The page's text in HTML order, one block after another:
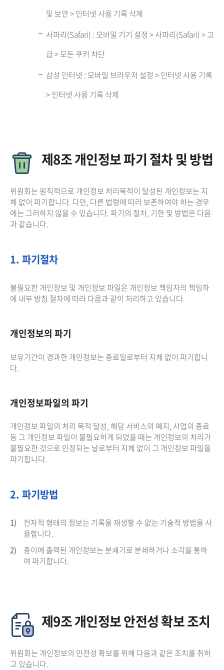
및 보안 > 인터넷 사용 기록 삭제
사파리(Safari) : 모바일 기기 설정 > 사파리(Safari) > 고
급 > 모든 쿠키 차단
삼성 인터넷 : 모바일 브라우저 설정 > 인터넷 사용 기록
> 인터넷 사용 기록 삭제
제8조 개인정보 파기 절차 및 방법
위원회는 원칙적으로 개인정보 처리목적이 달성된 개인정보는 지
체 없이 파기합니다. 다만, 다른 법령에 따라 보존하여야 하는 경우
에는 그러하지 않을 수 있습니다. 파기의 절차, 기한 및 방법은 다음
과 같습니다.
1. 파기절차
불필요한 개인정보 및 개인정보 파일은 개인정보 책임자의 책임하
에 내부 방침 절차에 따라 다음과 같이 처리하고 있습니다.
개인정보의 파기
보유기간이 경과한 개인정보는 종료일로부터 지체 없이 파기합니
다.
개인정보파일의 파기
개인정보 파일의 처리 목적 달성, 해당 서비스의 폐지, 사업의 종료
등 그 개인정보 파일이 불필요하게 되었을 때는 개인정보의 처리가
불필요한 것으로 인정되는 날로부터 지체 없이 그 개인정보 파일을
파기합니다.
2. 파기방법
1)
전자적 형태의 정보는 기록을 재생할 수 없는 기술적 방법을 사
용합니다.
2)
종이에 출력된 개인정보는 분쇄기로 분쇄하거나 소각을 통하
여 파기합니다.
제9조 개인정보 안전성 확보 조치
위원회는 개인정보의 안전성 확보를 위해 다음과 같은 조치를 취하
고 있습니다.